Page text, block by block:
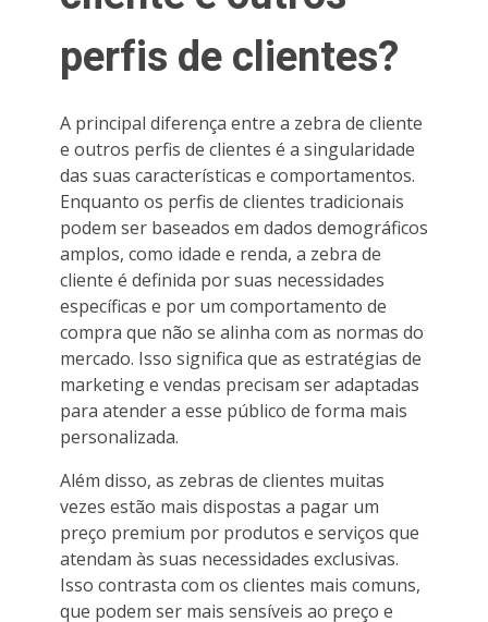
perfis de clientes?
A principal diferença entre a zebra de cliente
e outros perfis de clientes é a singularidade
das suas características e comportamentos.
Enquanto os perfis de clientes tradicionais
podem ser baseados em dados demográficos
amplos, como idade e renda, a zebra de
cliente é definida por suas necessidades
específicas e por um comportamento de
compra que não se alinha com as normas do
mercado. Isso significa que as estratégias de
marketing e vendas precisam ser adaptadas
para atender a esse público de forma mais
personalizada.
Além disso, as zebras de clientes muitas
vezes estão mais dispostas a pagar um
preço premium por produtos e serviços que
atendam às suas necessidades exclusivas.
Isso contrasta com os clientes mais comuns,
que podem ser mais sensíveis ao preço e